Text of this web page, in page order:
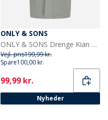
ONLY & SONS
ONLY & SONS Drenge Kian Polo Shirt Sedona Sage
Vejl. pris199,99 kr.
Spare100,00 kr.
Current
99,99 kr.
Nyheder